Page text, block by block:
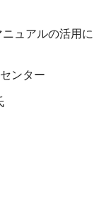
ュアルの活用に
ンター